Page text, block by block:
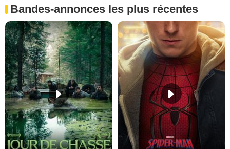
Bandes-annonces les plus récentes